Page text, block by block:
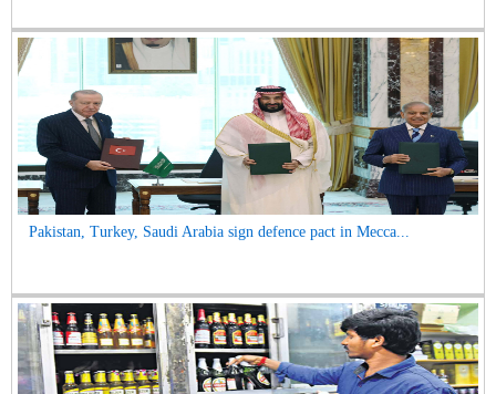
Pakistan, Turkey, Saudi Arabia sign defence pact in Mecca...